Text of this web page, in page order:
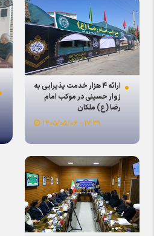
ارائه ۴ هزار خدمت پذیرایی به
زوار حسینی در موکب امام
رضا (ع) ملکان
۱۷:۳۹ - ۱۴۰۵/۰۵/۰۶